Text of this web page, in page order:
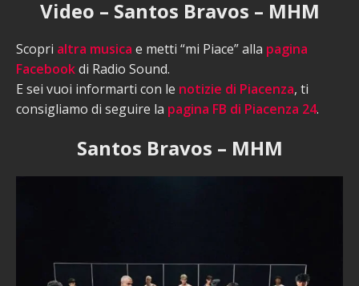
Video – Santos Bravos – MHM
Scopri altra musica e metti “mi Piace” alla pagina
Facebookdi Radio Sound.
E sei vuoi informarti con le notizie di Piacenza, ti
consigliamo di seguire la pagina FB di Piacenza 24.
Santos Bravos – MHM